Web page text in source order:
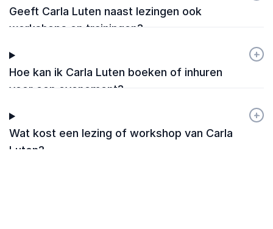
Geeft Carla Luten naast lezingen ook
workshops en trainingen?
Hoe kan ik Carla Luten boeken of inhuren
voor een evenement?
+
-
Wat kost een lezing of workshop van Carla
Luten?
+
-